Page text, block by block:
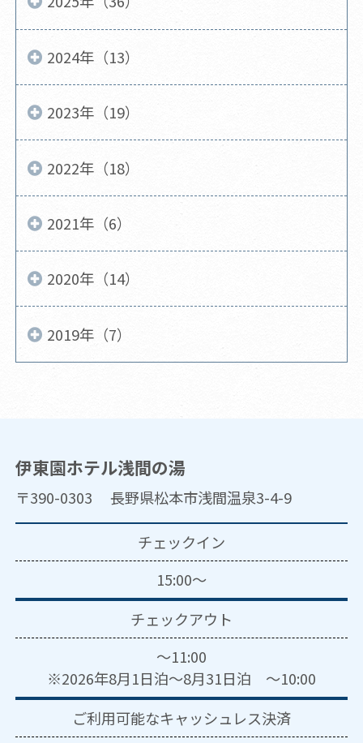
2024年（13）
2023年（19）
2022年（18）
2021年（6）
2020年（14）
2019年（7）
伊東園ホテル浅間の湯
〒390-0303 長野県松本市浅間温泉3-4-9
チェックイン
15:00～
チェックアウト
～11:00
※2026年8月1日泊～8月31日泊 ～10:00
ご利用可能なキャッシュレス決済